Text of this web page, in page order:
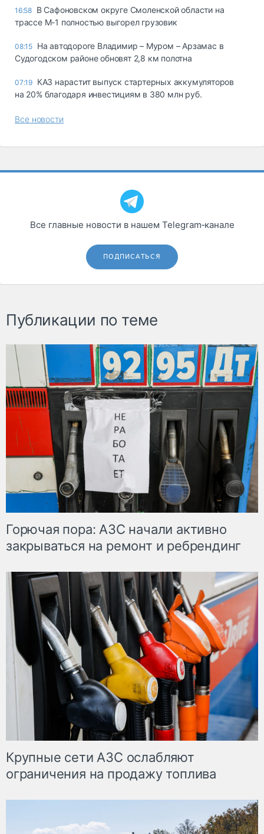
16:58 В Сафоновском округе Смоленской области на
трассе М-1 полностью выгорел грузовик
08:15 На автодороге Владимир – Муром – Арзамас в
Судогодском районе обновят 2,8 км полотна
07:19 КАЗ нарастит выпуск стартерных аккумуляторов
на 20% благодаря инвестициям в 380 млн руб.
Все новости
Все главные новости в нашем Telegram‑канале
ПОДПИСАТЬСЯ
Публикации по теме
Горючая пора: АЗС начали активно
закрываться на ремонт и ребрендинг
Крупные сети АЗС ослабляют
ограничения на продажу топлива